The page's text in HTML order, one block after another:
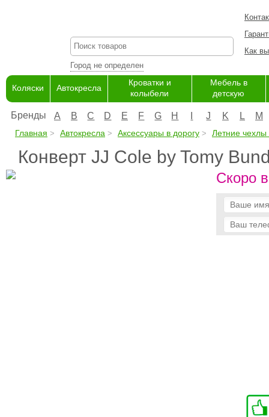
Город не определен
Как
Коляски Автокресла
Кроватки и
колыбели
Мебель в
детскую
Бренды A B C D E F G H J K L M
Главная Автокресла Аксессуары в дорогу Летние чехлы
Конверт JJ Cole by Tomy
Скоро